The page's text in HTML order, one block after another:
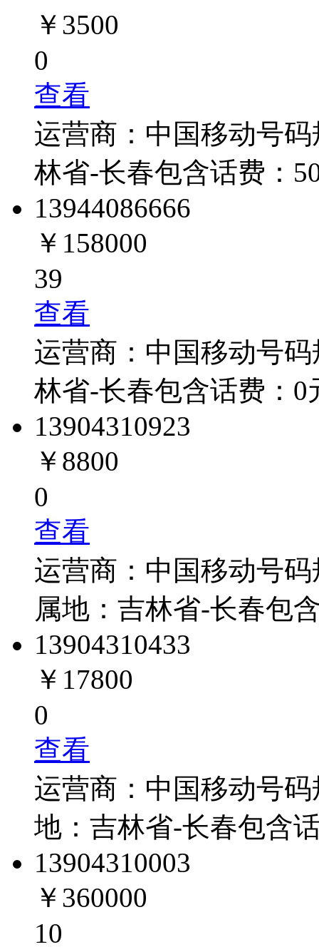
￥3500
0
查看
运营商： 中国移动号
林省-长春包含话费：
13944086666
￥158000
39
查看
运营商： 中国移动号
林省-长春包含话费： 0
13904310923
￥8800
0
查看
运营商： 中国移动号码
属地： 吉林省-长春包
13904310433
￥17800
0
查看
运营商： 中国移动号码
地： 吉林省-长春包含
13904310003
￥360000
10